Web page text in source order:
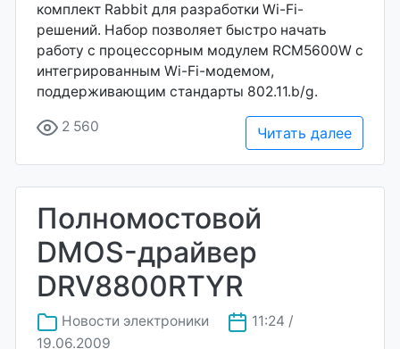
комплект Rabbit для разработки Wi-Fi-
решений. Набор позволяет быстро начать
работу с процессорным модулем RCM5600W с
интегрированным Wi-Fi-модемом,
поддерживающим стандарты 802.11.b/g.
2 560 Читать далее
Полномостовой
DMOS-драйвер
DRV8800RTYR
Новости электроники
11:24 /
19.06.2009